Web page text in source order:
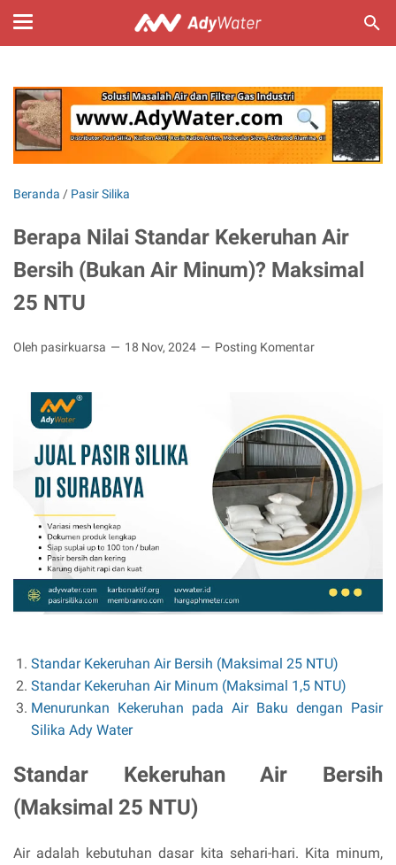
Beranda / Pasir Silika
Berapa Nilai Standar Kekeruhan Air
Bersih (Bukan Air Minum)? Maksimal
25 NTU
Oleh pasirkuarsa 18 Nov, 2024 Posting Komentar
Standar Kekeruhan Air Bersih (Maksimal 25 NTU)
Standar Kekeruhan Air Minum (Maksimal 1,5 NTU)
Menurunkan Kekeruhan pada Air Baku dengan Pasir
Silika Ady Water
Standar Kekeruhan Air Bersih
(Maksimal 25 NTU)
Air adalah kebutuhan dasar kita sehari-hari. Kita minum,